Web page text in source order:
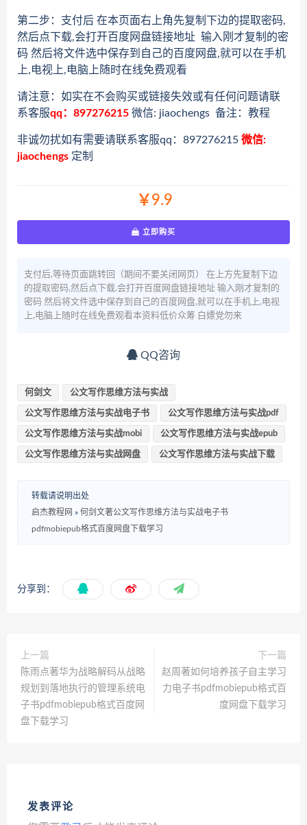
第二步：支付后 在本页面右上角先复制下边的提取密码,
然后点下载,会打开百度网盘链接地址 输入刚才复制的密
码 然后将文件选中保存到自己的百度网盘,就可以在手机
上,电视上,电脑上随时在线免费观看
请注意：如实在不会购买或链接失效或有任何问题请联
系客服qq：897276215 微信: jiaochengs 备注：教程
非诚勿扰如有需要请联系客服qq：897276215 微信:
jiaochengs 定制
￥9.9
立即购买
支付后,等待页面跳转回（期间不要关闭网页） 在上方先复制下边
的提取密码,然后点下载,会打开百度网盘链接地址 输入刚才复制的
密码 然后将文件选中保存到自己的百度网盘,就可以在手机上,电视
上,电脑上随时在线免费观看本资料低价众筹 白嫖党勿来
QQ咨询
何剑文 公文写作思维方法与实战
公文写作思维方法与实战电子书 公文写作思维方法与实战pdf
公文写作思维方法与实战mobi 公文写作思维方法与实战epub
公文写作思维方法与实战网盘 公文写作思维方法与实战下载
转载请说明出处
启杰教程网 » 何剑文著公文写作思维方法与实战电子书
pdfmobiepub格式百度网盘下载学习
分享到：
上一篇
陈雨点著华为战略解码从战略
规划到落地执行的管理系统电
子书pdfmobiepub格式百度网
盘下载学习
下一篇
赵周著如何培养孩子自主学习
力电子书pdfmobiepub格式百
度网盘下载学习
发表评论